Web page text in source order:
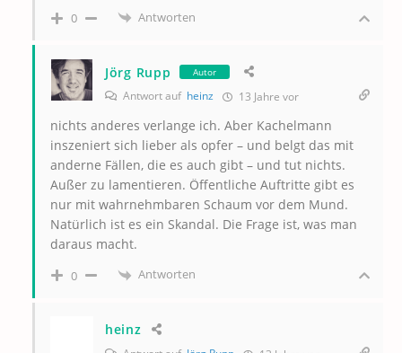
0 Antworten
Jörg Rupp Autor
Antwort auf heinz 13 Jahre vor
nichts anderes verlange ich. Aber Kachelmann
inszeniert sich lieber als opfer – und belgt das mit
anderne Fällen, die es auch gibt – und tut nichts.
Außer zu lamentieren. Öffentliche Auftritte gibt es
nur mit wahrnehmbaren Schaum vor dem Mund.
Natürlich ist es ein Skandal. Die Frage ist, was man
daraus macht.
0 Antworten
heinz